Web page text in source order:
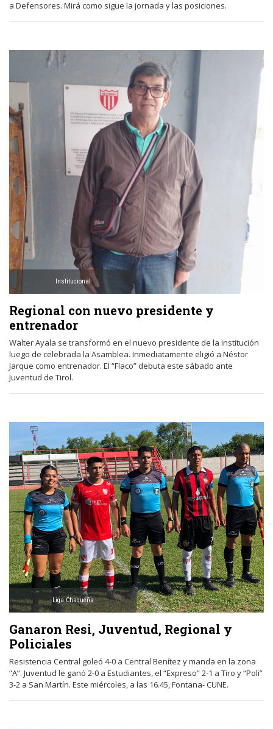
a Defensores. Mirá como sigue la jornada y las posiciones.
Institucional
Regional con nuevo presidente y
entrenador
Walter Ayala se transformó en el nuevo presidente de la institución
luego de celebrada la Asamblea. Inmediatamente eligió a Néstor
Jarque como entrenador. El “Flaco” debuta este sábado ante
Juventud de Tirol.
Liga Chaqueña
Ganaron Resi, Juventud, Regional y
Policiales
Resistencia Central goleó 4-0 a Central Benítez y manda en la zona
“A”. Juventud le ganó 2-0 a Estudiantes, el “Expreso” 2-1 a Tiro y “Poli”
3-2 a San Martín. Este miércoles, a las 16.45, Fontana- CUNE.